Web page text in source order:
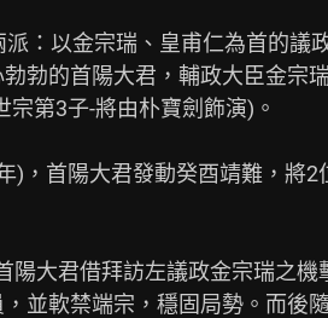
：以金宗瑞、皇甫仁為首的議
勃的首陽大君，輔政大臣金宗
第3子-將由朴寶劍飾演)。
)，首陽大君發動癸酉靖難，將2
大君借拜訪左議政金宗瑞之機
並軟禁端宗，穩固局勢。而後